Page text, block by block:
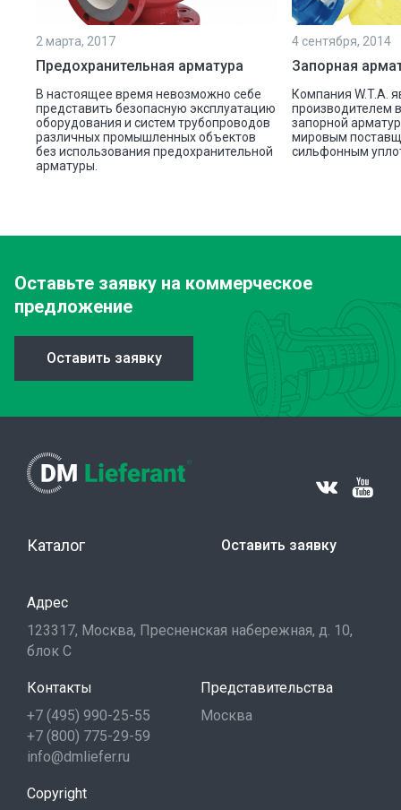
2 марта, 2017
Предохранительная арматура
В настоящее время невозможно себе
представить безопасную эксплуатацию
оборудования и систем трубопроводов
различных промышленных объектов
без использования предохранительной
арматуры.
4 сентября, 2014
Запорная
Компания W.T.A.
производителем
запорной
мировым
сильфонным
Оставьте заявку на коммерческое
предложение
Оставить заявку
Каталог Оставить заявку
Адрес
123317, Москва, Пресненская набережная, д. 10,
блок С
Контакты
+7 (495) 990-25-55
+7 (800) 775-29-59
info@dmliefer.ru
Представительства
Москва
Copyright